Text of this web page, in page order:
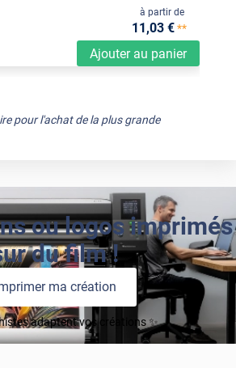
Ajouter au panier
à partir de
11,03 €**
pour l'achat de la plus grande
ou logos imprimés
du film !
ma création
adaptent vos créations ✨